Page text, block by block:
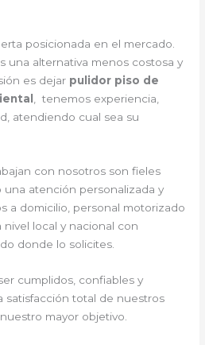
posicionada en el mercado.
una alternativa menos costosa y
es dejar pulidor piso de
, tenemos experiencia,
atendiendo cual sea su
con nosotros son fieles
atención personalizada y
a domicilio, personal motorizado
local y nacional con
donde lo solicites.
cumplidos, confiables y
satisfacción total de nuestros
mayor objetivo.